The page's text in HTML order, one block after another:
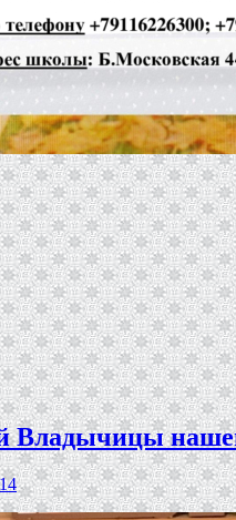
Владычицы